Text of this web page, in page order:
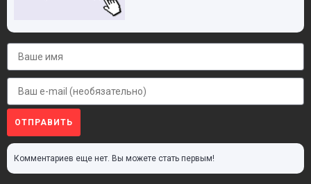
ОТПРАВИТЬ
Комментариев еще нет. Вы можете стать первым!